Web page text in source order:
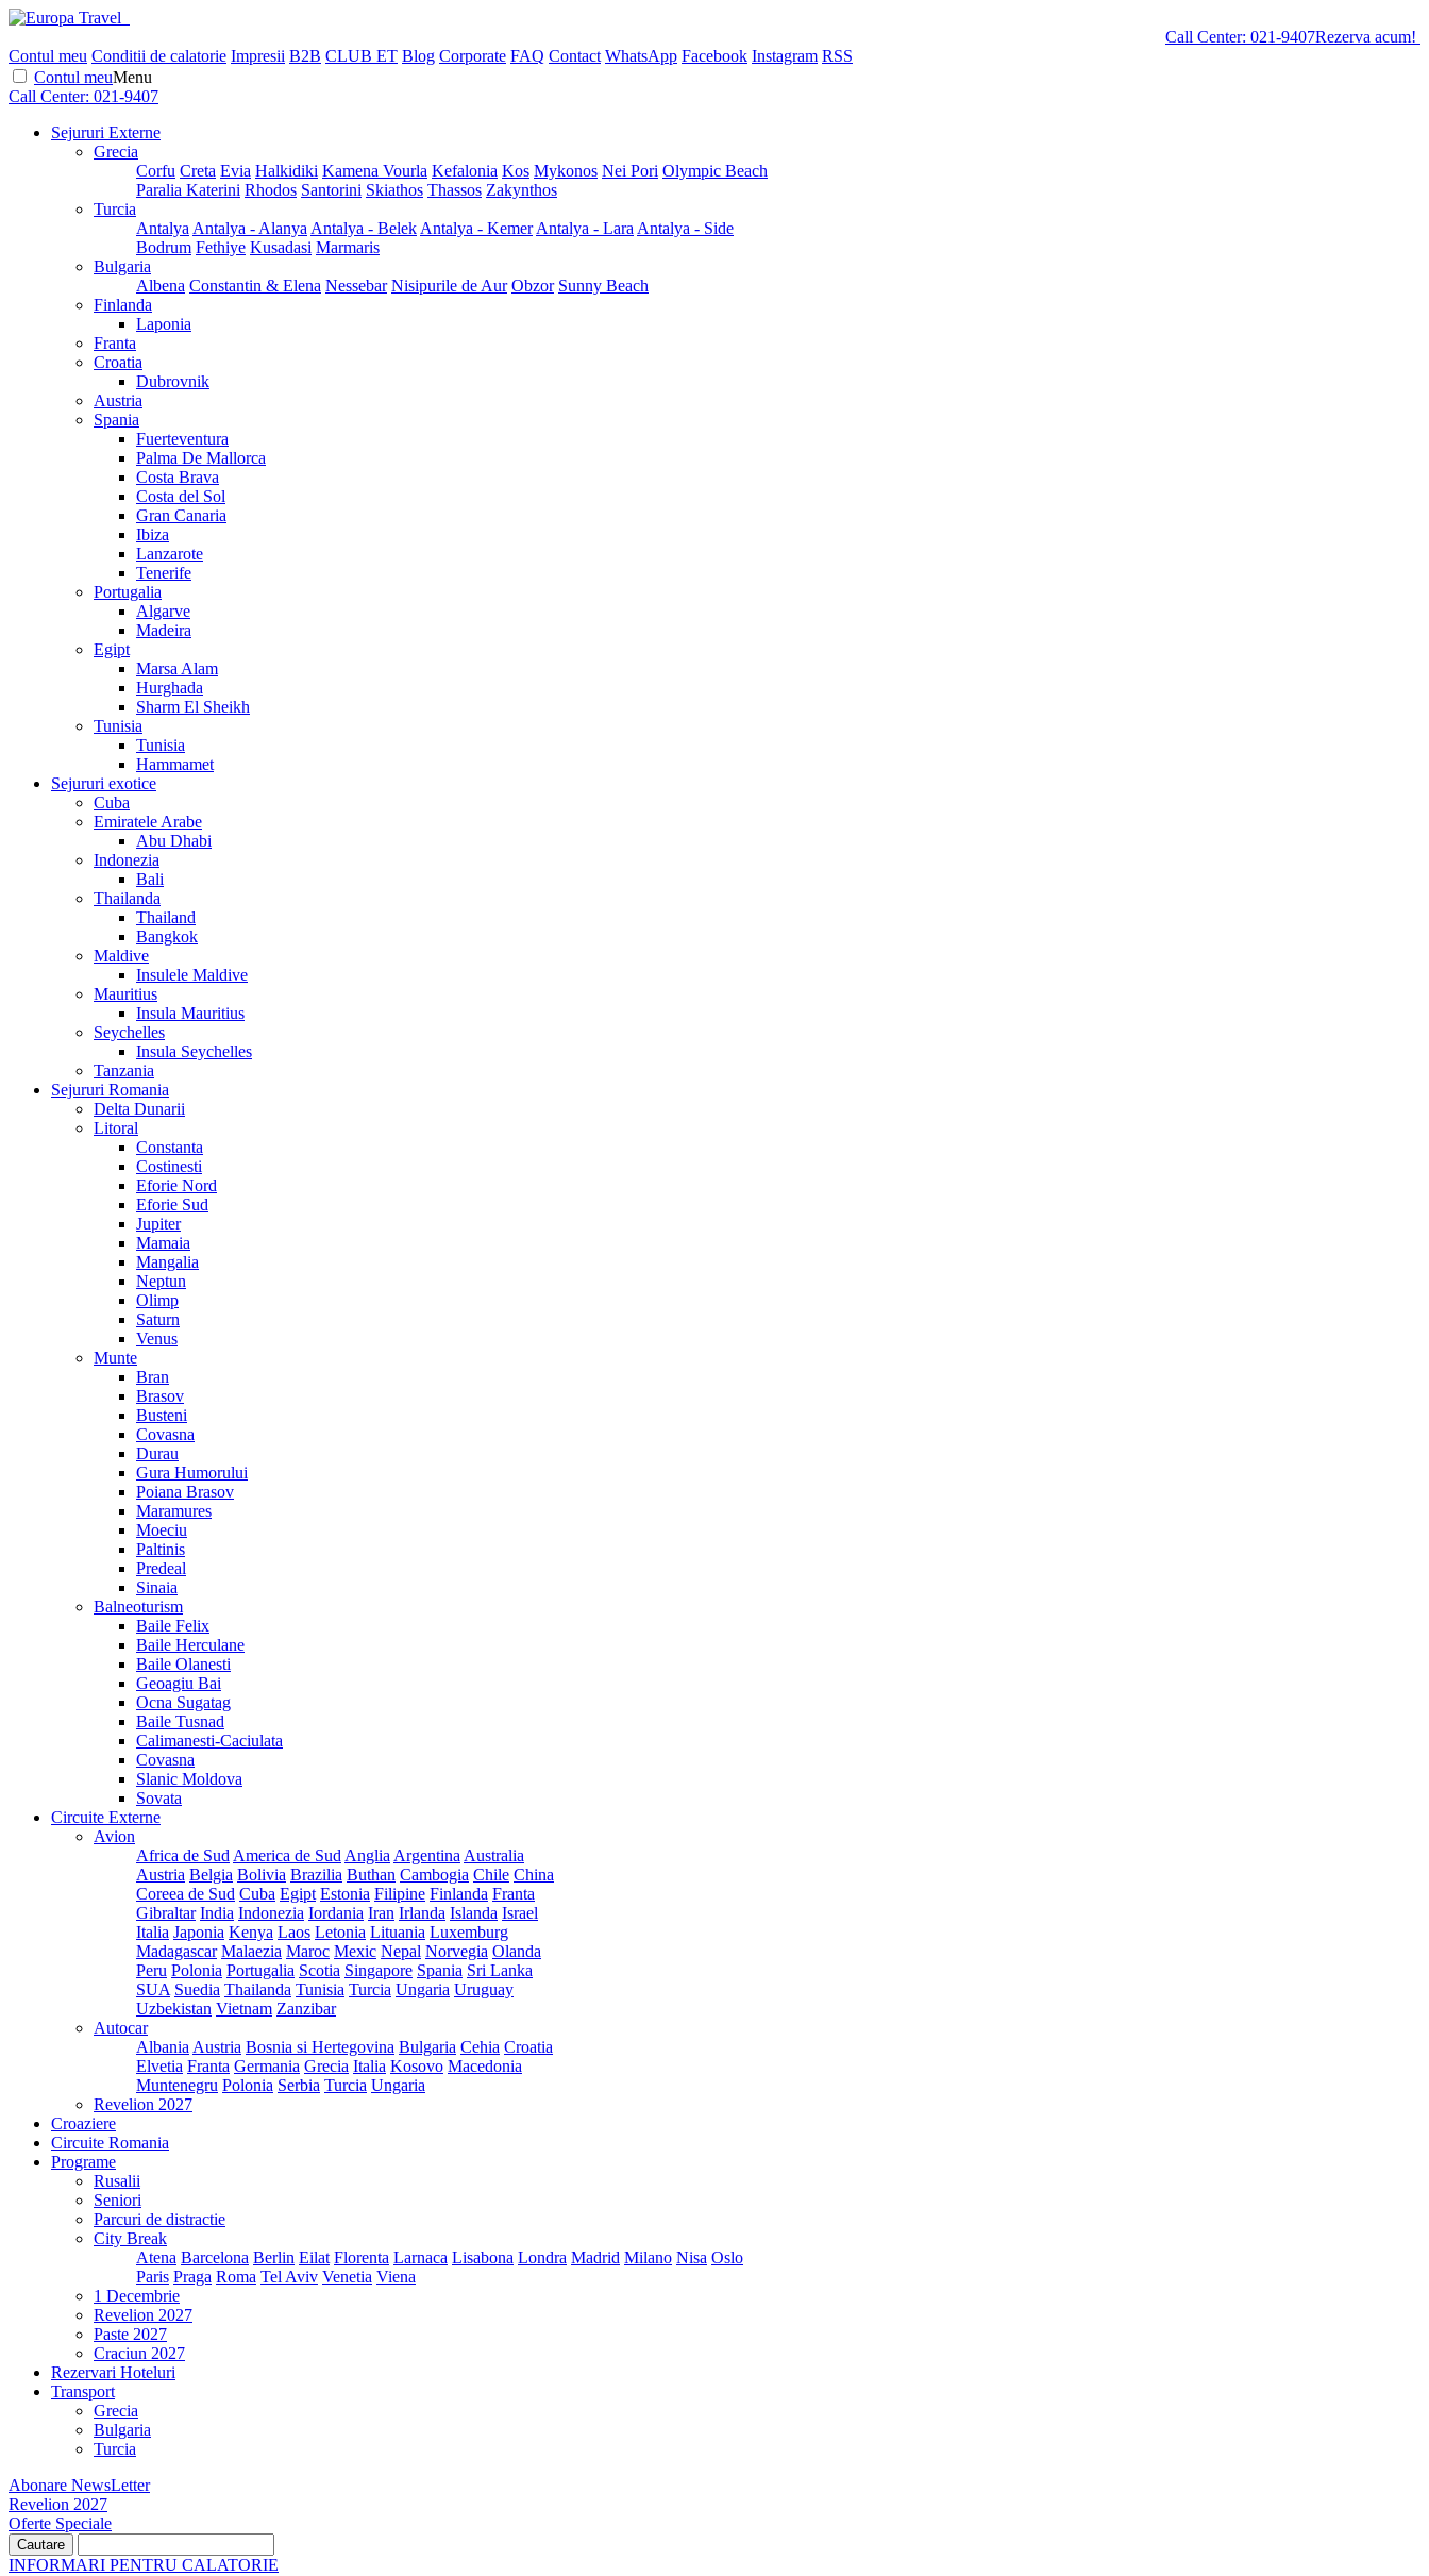
Call Center: 021-9407Rezerva acum!
Contul meu Conditii de calatorie Impresii B2B CLUB ET Blog Corporate FAQ Contact WhatsApp Facebook Instagram RSS
Contul meuMenu
Call Center: 021-9407
Sejururi Externe
Grecia
Corfu Creta Evia Halkidiki Kamena Vourla Kefalonia Kos Mykonos Nei Pori Olympic Beach
Paralia Katerini Rhodos Santorini Skiathos Thassos Zakynthos
Turcia
Antalya Antalya - Alanya Antalya - Belek Antalya - Kemer Antalya - Lara Antalya - Side
Bodrum Fethiye Kusadasi Marmaris
Bulgaria
Albena Constantin & Elena Nessebar Nisipurile de Aur Obzor Sunny Beach
Finlanda
Laponia
Franta
Croatia
Dubrovnik
Austria
Spania
Fuerteventura
Palma De Mallorca
Costa Brava
Costa del Sol
Gran Canaria
Ibiza
Lanzarote
Tenerife
Portugalia
Algarve
Madeira
Egipt
Marsa Alam
Hurghada
Sharm El Sheikh
Tunisia
Tunisia
Hammamet
Sejururi exotice
Cuba
Emiratele Arabe
Abu Dhabi
Indonezia
Bali
Thailanda
Thailand
Bangkok
Maldive
Insulele Maldive
Mauritius
Insula Mauritius
Seychelles
Insula Seychelles
Tanzania
Sejururi Romania
Delta Dunarii
Litoral
Constanta
Costinesti
Eforie Nord
Eforie Sud
Jupiter
Mamaia
Mangalia
Neptun
Olimp
Saturn
Venus
Munte
Bran
Brasov
Busteni
Covasna
Durau
Gura Humorului
Poiana Brasov
Maramures
Moeciu
Paltinis
Predeal
Sinaia
Balneoturism
Baile Felix
Baile Herculane
Baile Olanesti
Geoagiu Bai
Ocna Sugatag
Baile Tusnad
Calimanesti-Caciulata
Covasna
Slanic Moldova
Sovata
Circuite Externe
Avion
Africa de Sud America de Sud Anglia Argentina Australia
Austria Belgia Bolivia Brazilia Buthan Cambogia Chile China
Coreea de Sud Cuba Egipt Estonia Filipine Finlanda Franta
Gibraltar India Indonezia Iordania Iran Irlanda Islanda Israel
Italia Japonia Kenya Laos Letonia Lituania Luxemburg
Madagascar Malaezia Maroc Mexic Nepal Norvegia Olanda
Peru Polonia Portugalia Scotia Singapore Spania Sri Lanka
SUA Suedia Thailanda Tunisia Turcia Ungaria Uruguay
Uzbekistan Vietnam Zanzibar
Autocar
Albania Austria Bosnia si Hertegovina Bulgaria Cehia Croatia
Elvetia Franta Germania Grecia Italia Kosovo Macedonia
Muntenegru Polonia Serbia Turcia Ungaria
Revelion 2027
Croaziere
Circuite Romania
Programe
Rusalii
Seniori
Parcuri de distractie
City Break
Atena Barcelona Berlin Eilat Florenta Larnaca Lisabona Londra Madrid Milano Nisa Oslo
Paris Praga Roma Tel Aviv Venetia Viena
1 Decembrie
Revelion 2027
Paste 2027
Craciun 2027
Rezervari Hoteluri
Transport
Grecia
Bulgaria
Turcia
Abonare NewsLetter
Revelion 2027
Oferte Speciale
INFORMARI PENTRU CALATORIE